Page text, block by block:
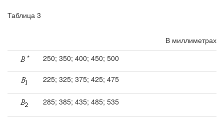
Таблица 3
В миллиметрах
*
250; 350; 400; 450; 500
225; 325; 375; 425; 475
285; 385; 435; 485; 535